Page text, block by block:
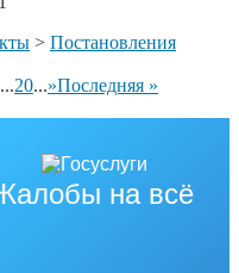
> Постановления
...20...»Последняя »
на всё